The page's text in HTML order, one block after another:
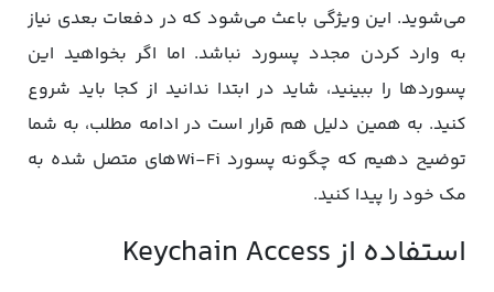
می‌شوید. این ویژگی باعث می‌شود که در دفعات بعدی نیاز
به وارد کردن مجدد پسورد نباشد. اما اگر بخواهید این
پسوردها را ببینید، شاید در ابتدا ندانید از کجا باید شروع
کنید. به همین دلیل هم قرار است در ادامه مطلب، به شما
توضیح دهیم که چگونه پسورد Wi-Fiهای متصل شده به
مک خود را پیدا کنید.
استفاده از Keychain Access